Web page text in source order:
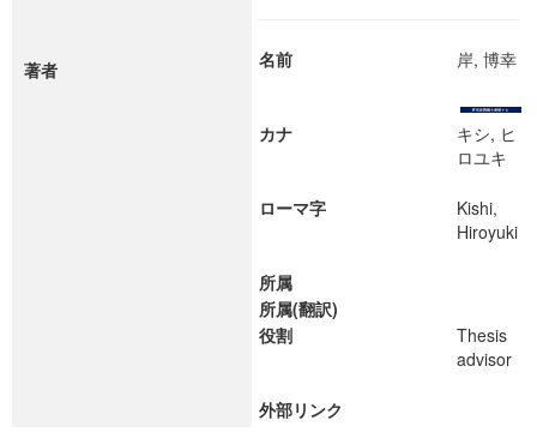
著者 名前 岸, 博幸
カナ
キシ, ヒ
ロユキ
ローマ字
Kishi,
Hiroyuki
所属
所属(翻訳)
役割
Thesis
advisor
外部リンク